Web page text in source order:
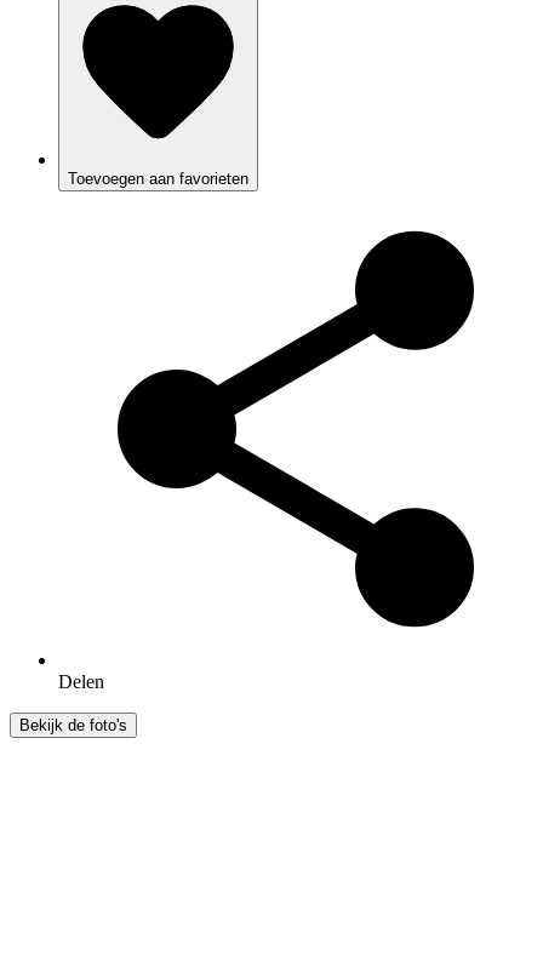
Toevoegen aan favorieten
Delen
Bekijk de foto's